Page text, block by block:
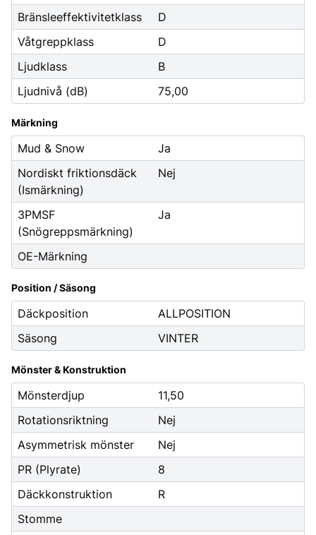
Bränsleeffektivitetklass
D
Våtgreppklass
D
Ljudklass
B
Ljudnivå (dB)
75,00
Märkning
Mud & Snow
Ja
Nordiskt friktionsdäck
(Ismärkning)
Nej
3PMSF
(Snögreppsmärkning)
Ja
OE-Märkning
Position / Säsong
Däckposition
ALLPOSITION
Säsong
VINTER
Mönster & Konstruktion
Mönsterdjup
11,50
Rotationsriktning
Nej
Asymmetrisk mönster
Nej
PR (Plyrate)
8
Däckkonstruktion
R
Stomme